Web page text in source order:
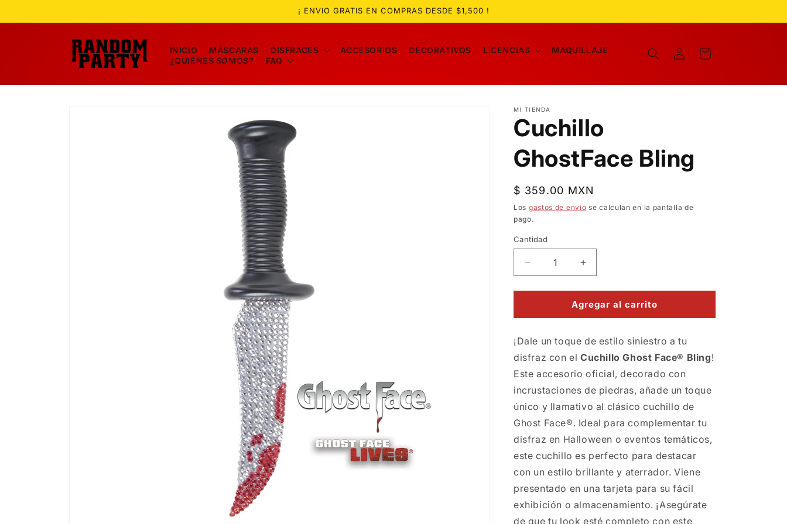
al contenido
¡ ENVIO GRATIS EN COMPRAS DESDE $1,500 !
INICIO MÁSCARAS DISFRACES ACCESORIOS DECORATIVOS LICENCIAS
MAQUILLAJE
¿QUIÉNES SOMOS?
FAQ
Iniciar
sesión
Carrito
MI TIENDA
Cuchillo
GhostFace Bling
Precio
habitual
$ 359.00 MXN
Los gastos de envío se calculan en la pantalla de
pago.
Cantidad
Reducir
cantidad
para
GhostFace
Aumentar
cantidad
para
Cuchillo
GhostFace
Agregar al carrito
¡Dale un toque de estilo siniestro a tu
disfraz con el Cuchillo Ghost Face® Bling!
Este accesorio oficial, decorado con
incrustaciones de piedras, añade un toque
único y llamativo al clásico cuchillo de
Ghost Face®. Ideal para complementar tu
disfraz en Halloween o eventos temáticos,
este cuchillo es perfecto para destacar
con un estilo brillante y aterrador. Viene
presentado en una tarjeta para su fácil
exhibición o almacenamiento. ¡Asegúrate
de que tu look esté completo con este